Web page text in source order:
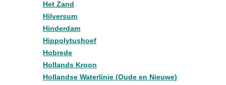
Het Zand
Hilversum
Hinderdam
Hippolytushoef
Hobrede
Hollands Kroon
Hollandse Waterlinie (Oude en Nieuwe)